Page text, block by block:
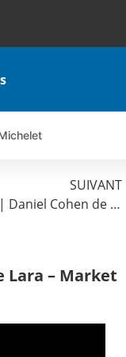
Louis-Antoine
– Éric Galiègue
Éco
SUIVANT
APERAM : A la croisée des chemins | Daniel Cohen de Lara – Market Movers
Lara – Market